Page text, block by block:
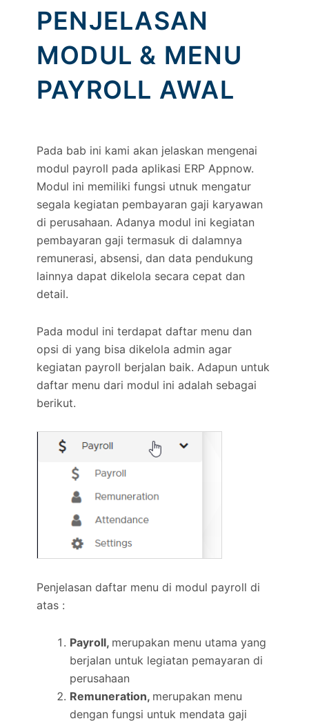
PENJELASAN
MODUL & MENU
PAYROLL AWAL
Pada bab ini kami akan jelaskan mengenai
modul payroll pada aplikasi ERP Appnow.
Modul ini memiliki fungsi utnuk mengatur
segala kegiatan pembayaran gaji karyawan
di perusahaan. Adanya modul ini kegiatan
pembayaran gaji termasuk di dalamnya
remunerasi, absensi, dan data pendukung
lainnya dapat dikelola secara cepat dan
detail.
Pada modul ini terdapat daftar menu dan
opsi di yang bisa dikelola admin agar
kegiatan payroll berjalan baik. Adapun untuk
daftar menu dari modul ini adalah sebagai
berikut.
Penjelasan daftar menu di modul payroll di
atas :
Payroll, merupakan menu utama yang
berjalan untuk legiatan pemayaran di
perusahaan
Remuneration, merupakan menu
dengan fungsi untuk mendata gaji